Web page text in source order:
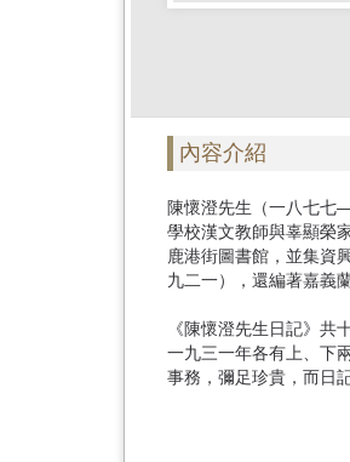
內容介紹
陳懷澄先生（一八七七
學校漢文教師與辜顯榮
鹿港街圖書館，並集資
九二一），還編著嘉
《陳懷澄先生日記》
一九三一年各有上、下
事務，彌足珍貴，而日